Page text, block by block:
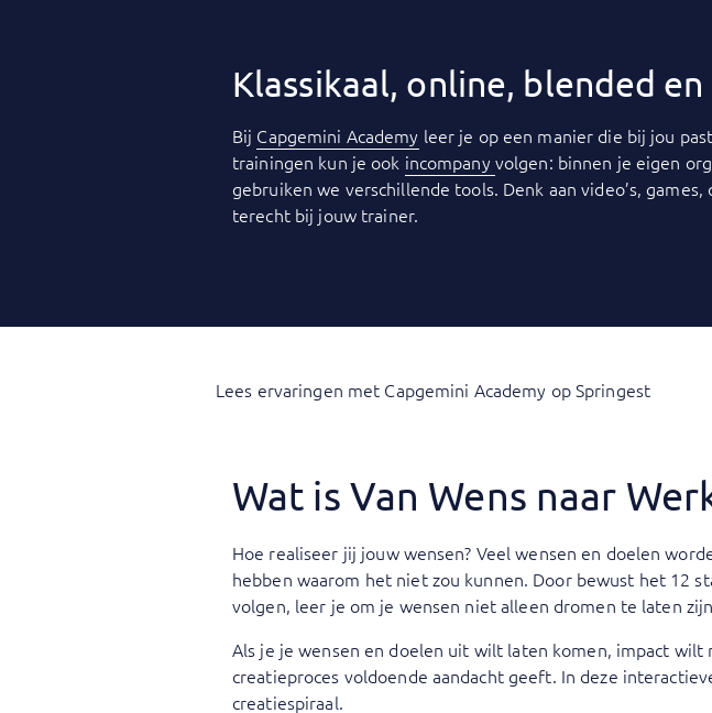
Klassikaal, online, blended
Bij Capgemini Academy leer je op een manier die bij jou
trainingen kun je ook incompany volgen: binnen je eigen
gebruiken we verschillende tools. Denk aan video’s,
terecht bij jouw trainer.
Lees ervaringen met Capgemini Academy op Springest
Wat is Van Wens naar
Hoe realiseer jij jouw wensen? Veel wensen en doelen
hebben waarom het niet zou kunnen. Door bewust het 12
volgen, leer je om je wensen niet alleen dromen te laten
Als je je wensen en doelen uit wilt laten komen, impact
creatieproces voldoende aandacht geeft. In deze
creatiespiraal.